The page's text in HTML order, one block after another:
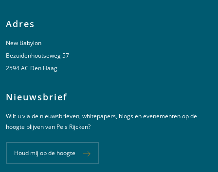
Adres
New Babylon
Bezuidenhoutseweg 57
2594 AC Den Haag
Nieuwsbrief
Wilt u via de nieuwsbrieven, whitepapers, blogs en evenementen op de
hoogte blijven van Pels Rijcken?
Houd mij op de hoogte